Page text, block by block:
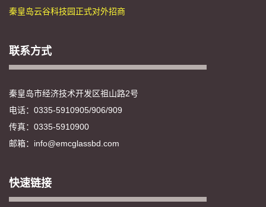
秦皇岛云谷科技园正式对外招商
联系方式
秦皇岛市经济技术开发区祖山路2号
电话：0335-5910905/906/909
传真：0335-5910900
邮箱：info@emcglassbd.com
快速链接